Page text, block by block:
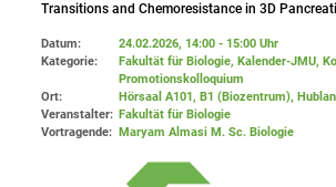
Transitions and Chemoresistance in 3D
Datum:
24.02.2026, 14:00 - 15:00 Uhr
Kategorie:
Fakultät für Biologie, Kalender-JMU,
Promotionskolloquium
Ort:
Hörsaal A101, B1 (Biozentrum),
Veranstalter: Fakultät für Biologie
Vortragende:
Maryam Almasi M. Sc. Biologie